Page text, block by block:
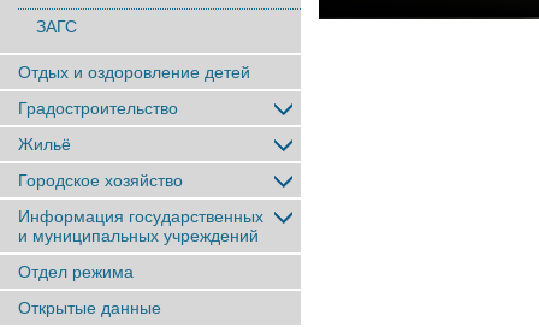
ЗАГС
Отдых и оздоровление детей
Градостроительство
Жильё
Городское хозяйство
Информация государственных
и муниципальных учреждений
Отдел режима
Открытые данные